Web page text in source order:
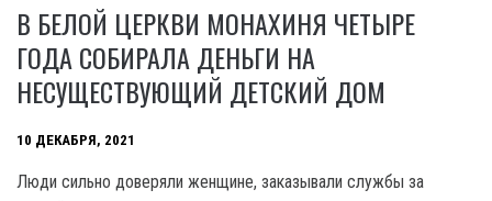
В БЕЛОЙ ЦЕРКВИ МОНАХИНЯ ЧЕТЫРЕ
ГОДА СОБИРАЛА ДЕНЬГИ НА
НЕСУЩЕСТВУЮЩИЙ ДЕТСКИЙ ДОМ
10 ДЕКАБРЯ, 2021
Люди сильно доверяли женщине, заказывали службы за